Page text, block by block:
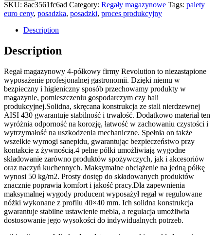
SKU: 8ac3561fc6ad Category: Regały magazynowe Tags: palety
euro ceny, posadzka, posadzki, proces produkcyjny
Description
Description
Regał magazynowy 4-półkowy firmy Revolution to niezastąpione
wyposażenie profesjonalnej gastronomii. Dzięki niemu w
bezpieczny i higieniczny sposób przechowamy produkty w
magazynie, pomieszczeniu gospodarczym czy hali
produkcyjnej.Solidna, skręcana konstrukcja ze stali nierdzewnej
AISI 430 gwarantuje stabilność i trwałość. Dodatkowo materiał ten
wyróżnia odporność na korozję, łatwość w zachowaniu czystości i
wytrzymałość na uszkodzenia mechaniczne. Spełnia on także
wszelkie wymogi sanepidu, gwarantując bezpieczeństwo przy
kontakcie z żywnością.4 pełne półki umożliwiają wygodne
składowanie zarówno produktów spożywczych, jak i akcesoriów
oraz naczyń kuchennych. Maksymalne obciążenie na jedną półkę
wynosi 50 kg/m2. Prosty dostęp do składowanych produktów
znacznie poprawia komfort i jakość pracy.Dla zapewnienia
maksymalnej wygody producent wyposażył regał w regulowane
nóżki wykonane z profilu 40×40 mm. Ich solidna konstrukcja
gwarantuje stabilne ustawienie mebla, a regulacja umożliwia
dostosowanie jego wysokości do indywidualnych potrzeb.